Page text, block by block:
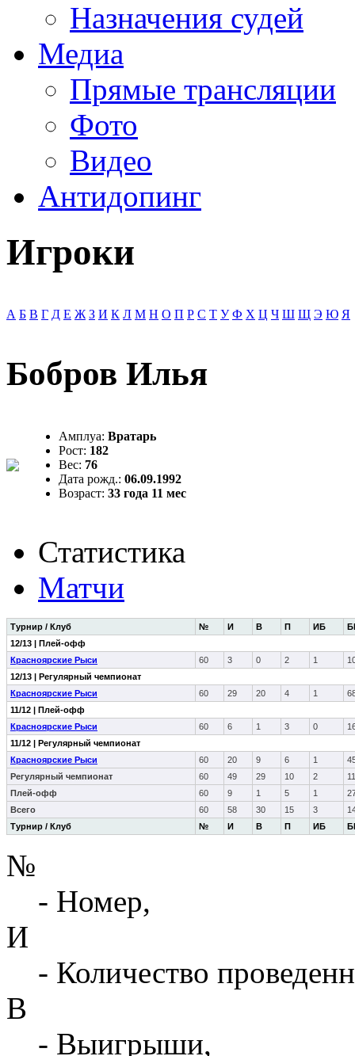
Назначения судей
Медиа
Прямые трансляции
Фото
Видео
Антидопинг
Игроки
А Б В Г Д Е Ж З И К Л М Н О П Р С Т У Ф Х Ц Ч Ш Щ Э Ю Я
Бобров Илья
Амплуа: Вратарь
Рост: 182
Вес: 76
Дата рожд.: 06.09.1992
Возраст: 33 года 11 мес
Статистика
Матчи
Турнир / Клуб № И В П ИБ
Турнир / Клуб № И В П ИБ
12/13 | Плей-офф
Красноярские Рыси
60 3 0 2 1
12/13 | Регулярный чемпионат
Красноярские Рыси
60 29 20 4 1
11/12 | Плей-офф
Красноярские Рыси
60 6 1 3 0
11/12 | Регулярный чемпионат
Красноярские Рыси
60 20 9 6 1
Регулярный чемпионат
60 49 29 10 2
Плей-офф
60 9 1 5 1
Всего
60 58 30 15 3
№
- Номер,
И
- Количество
В
- Выигрыши,